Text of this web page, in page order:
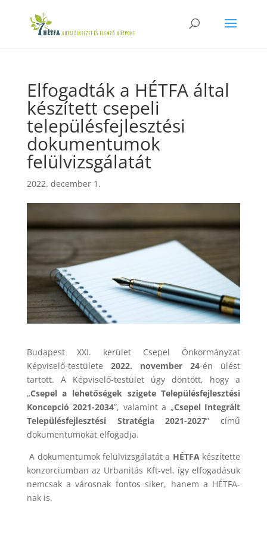
Elfogadták a HÉTFA által
készített csepeli
településfejlesztési
dokumentumok
felülvizsgálatát
2022. december 1.
Budapest XXI. kerület Csepel Önkormányzat
Képviselő-testülete 2022. november 24-én ülést
tartott. A Képviselő-testület úgy döntött, hogy a
„Csepel a lehetőségek szigete Településfejlesztési
Koncepció 2021-2034”, valamint a „Csepel Integrált
Településfejlesztési Stratégia 2021-2027” című
dokumentumokat elfogadja.
A dokumentumok felülvizsgálatát a HÉTFA készítette
konzorciumban az Urbanitás Kft-vel, így elfogadásuk
nemcsak a városnak fontos siker, hanem a HÉTFA-
nak is.